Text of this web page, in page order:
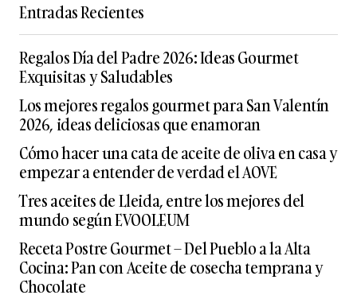
Entradas Recientes
Regalos Día del Padre 2026: Ideas Gourmet
Exquisitas y Saludables
Los mejores regalos gourmet para San Valentín
2026, ideas deliciosas que enamoran
Cómo hacer una cata de aceite de oliva en casa y
empezar a entender de verdad el AOVE
Tres aceites de Lleida, entre los mejores del
mundo según EVOOLEUM
Receta Postre Gourmet – Del Pueblo a la Alta
Cocina: Pan con Aceite de cosecha temprana y
Chocolate